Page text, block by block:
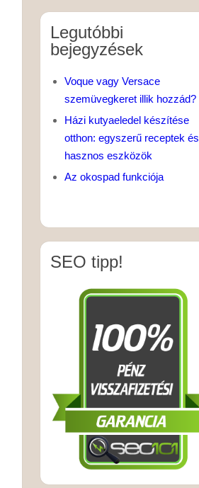
Legutóbbi
bejegyzések
Voque vagy Versace
szemüvegkeret illik hozzád?
Házi kutyaeledel készítése
otthon: egyszerű receptek és
hasznos eszközök
Az okospad funkciója
SEO tipp!